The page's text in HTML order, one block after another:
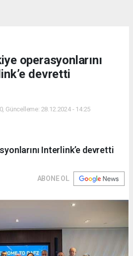
operasyonlarını
devretti
Güncelleme: 28.12.2024 - 14:25
Interlink’e devretti
ABONE OL